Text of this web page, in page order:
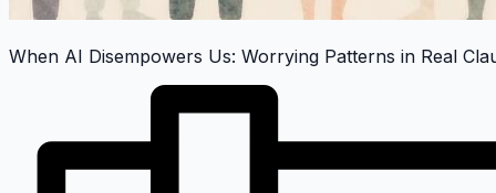
When AI Disempowers Us: Worrying Patterns in Real